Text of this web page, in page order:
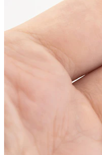
Bodymod Trend